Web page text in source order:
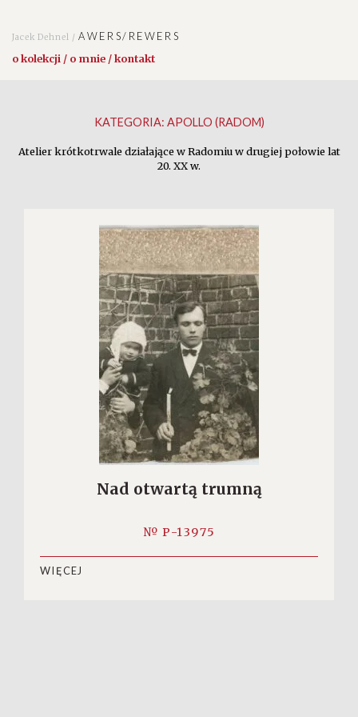
Jacek Dehnel /AWERS/REWERS
o kolekcji / o mnie / kontakt
KATEGORIA: APOLLO (RADOM)
Atelier krótkotrwale działające w Radomiu w drugiej połowie lat
20. XX w.
Nad otwartą trumną
№ P-13975
WIĘCEJ